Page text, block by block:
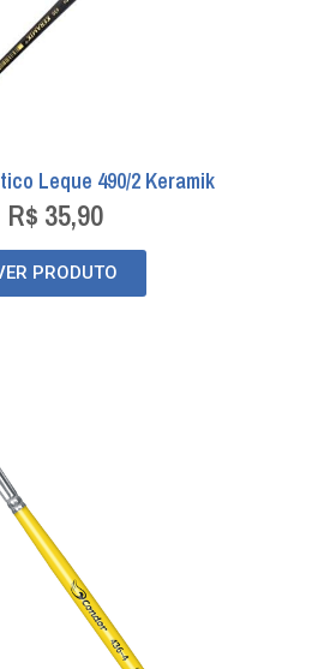
Leque 490/2 Keramik
R$ 35,90
PRODUTO